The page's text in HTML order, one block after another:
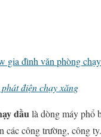
gia đình văn phòng
điện chạy xăng
dầulà dòng máy phổ
các công trường, công